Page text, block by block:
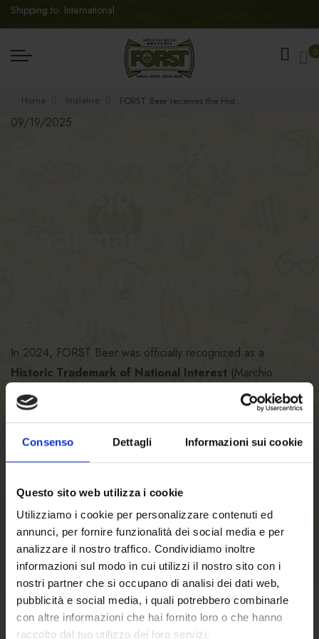
Consenso Dettagli Informazioni sui cookie
Questo sito web utilizza i cookie
Utilizziamo i cookie per personalizzare contenuti ed
annunci, per fornire funzionalità dei social media e per
analizzare il nostro traffico. Condividiamo inoltre
informazioni sul modo in cui utilizzi il nostro sito con i
nostri partner che si occupano di analisi dei dati web,
pubblicità e social media, i quali potrebbero combinarle
con altre informazioni che hai fornito loro o che hanno
raccolto dal tuo utilizzo dei loro servizi.
Shipping to: International
0
Home Iniziative FORST Beer receives the Historic Trademark of National Interest recognition.
09/19/2025
In 2024, FORST Beer was officially recognized as a
Historic Trademark of National Interest (Marchio
Storico di Interesse Nazionale) by the Italian Ministry of
Economic Development.
This important recognition is awarded to Italian companies
that have shaped – and continue to shape – the country’s
A recognition that highlights the constant commitment and
passion with which FORST Beer has been dedicated to
brewing high-quality beer specialties since 1857.
back to the initiatives
TERMS OF SALE